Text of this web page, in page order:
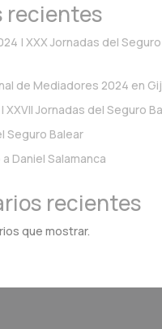
recientes
| XXX Jornadas del
de Mediadores 2024 en
XXVII Jornadas del Seguro
Seguro Balear
Daniel Salamanca
recientes
que mostrar.